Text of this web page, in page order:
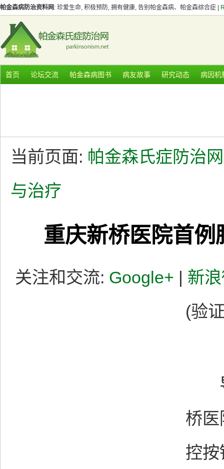
帕金森病防治资料网 : 珍爱生命, 积极预防, 拥有健康, 告别帕金森病、帕金森综合症 |
首页 论坛交流 帕金森病图书 病友故事 研究动态 病因机
当前页面: 帕金森氏症防治
与治疗
重庆新桥医院首
关注和交流: Google+ | 新
(验
导
桥
控